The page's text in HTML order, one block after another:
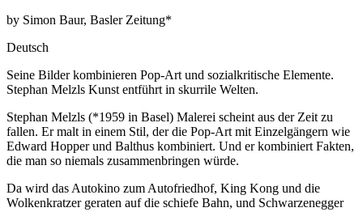
by Simon Baur, Basler Zeitung*
Deutsch
Seine Bilder kombinieren Pop-Art und sozialkritische Elemente.
Stephan Melzls Kunst entführt in skurrile Welten.
Stephan Melzls (*1959 in Basel) Malerei scheint aus der Zeit zu
fallen. Er malt in einem Stil, der die Pop-Art mit Einzelgängern wie
Edward Hopper und Balthus kombiniert. Und er kombiniert Fakten,
die man so niemals zusammenbringen würde.
Da wird das Autokino zum Autofriedhof, King Kong und die
Wolkenkratzer geraten auf die schiefe Bahn, und Schwarzenegger